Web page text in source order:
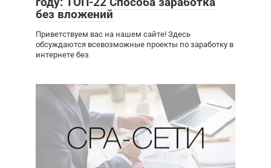
без вложений
Приветствуем вас на нашем сайте! Здесь
обсуждаются всевозможные проекты по заработку в
интернете без